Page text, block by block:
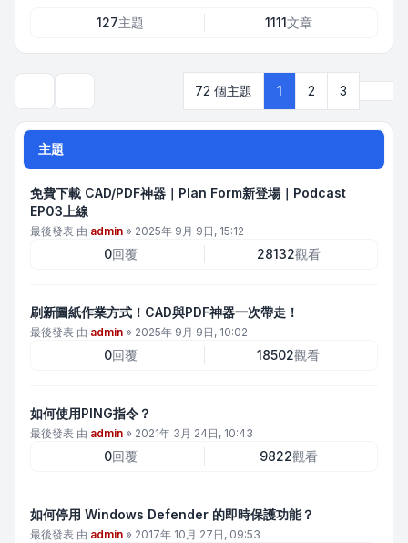
127主題 1111文章
72 個主題 1 2 3
主題
免費下載 CAD/PDF神器｜Plan Form新登場｜Podcast
EP03上線
最後發表 由 admin » 2025年 9月 9日, 15:12
0回覆 28132觀看
刷新圖紙作業方式！CAD與PDF神器一次帶走！
最後發表 由 admin » 2025年 9月 9日, 10:02
0回覆 18502觀看
如何使用PING指令？
最後發表 由 admin » 2021年 3月 24日, 10:43
0回覆 9822觀看
如何停用 Windows Defender 的即時保護功能？
最後發表 由 admin » 2017年 10月 27日, 09:53